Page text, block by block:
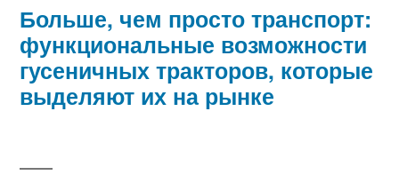
Больше, чем просто транспорт:
функциональные возможности
гусеничных тракторов, которые
выделяют их на рынке